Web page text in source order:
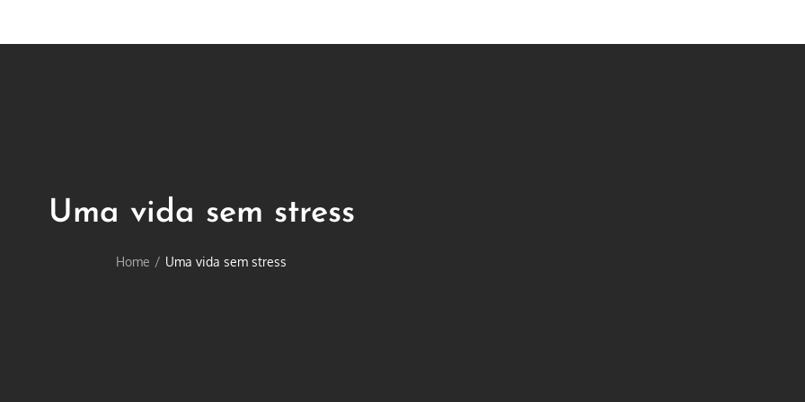
Uma vida sem stress
Home Uma vida sem stress